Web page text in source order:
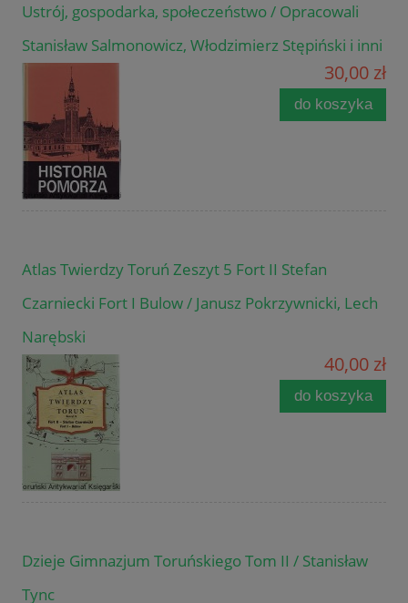
Ustrój, gospodarka, społeczeństwo / Opracowali
Stanisław Salmonowicz, Włodzimierz Stępiński i inni
30,00 zł
do koszyka
Atlas Twierdzy Toruń Zeszyt 5 Fort II Stefan
Czarniecki Fort I Bulow / Janusz Pokrzywnicki, Lech
Narębski
40,00 zł
do koszyka
Dzieje Gimnazjum Toruńskiego Tom II / Stanisław
Tync